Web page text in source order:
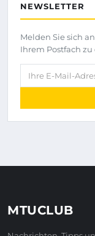
NEWSLETTER
Melden Sie sich
Ihrem Postfach
Ihre E-Mail-
MTUCLUB